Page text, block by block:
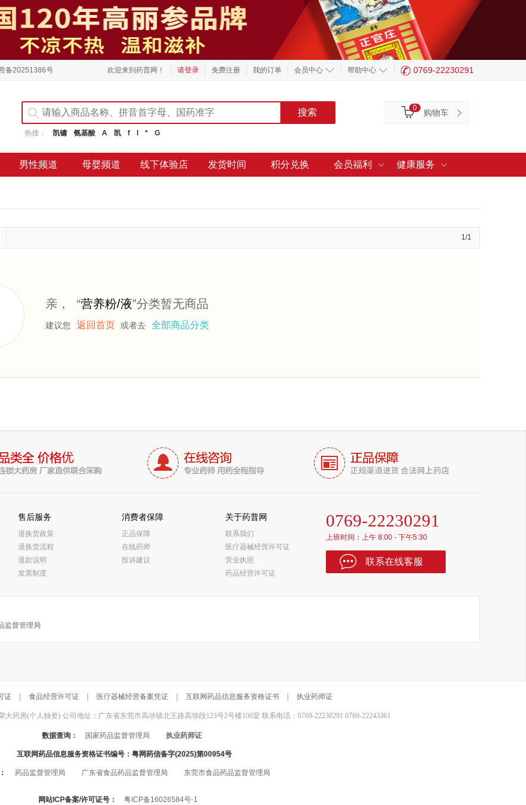
备20251386号 欢迎来到药普网！ 请登录 免费注册 我的订单 会员中心 帮助中心 0769-22230291
热搜： 凯镛 氨基酸 A 凯 f * G
购物车
0
男性频道 母婴频道 线下体验店 发货时间 积分兑换 会员福利 健康服务
1/1
亲， “营养粉/液”分类暂无商品
建议您 返回首页 或者去 全部商品分类
售后服务
退换货政策
退换货流程
退款说明
发票制度
消费者保障
正品保障
在线药师
投诉建议
关于药普网
联系我们
医疗器械经营许可证
营业执照
药品经营许可证
0769-22230291
上班时间：上午 8:00 - 下午5:30
联系在线客服
监督管理局
证 食品经营许可证 医疗器械经营备案凭证 互联网药品信息服务资格证书 执业药师证
药房(个人独资) 公司地址：广东省东莞市高埗镇北王路高埗段123号2号楼106室 联系电话：0769-22230291 0769-22243361
数据查询： 国家药品监督管理局 执业药师证
互联网药品信息服务资格证书编号： 粤网药信备字(2025)第00954号
药品监督管理局 广东省食品药品监督管理局 东莞市食品药品监督管理局
网站ICP备案/许可证号： 粤ICP备16026584号-1